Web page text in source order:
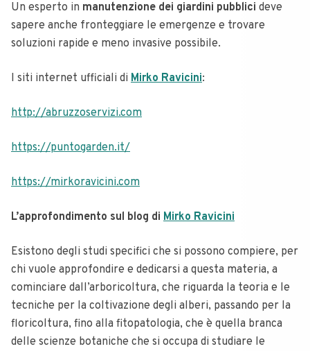
Un esperto in manutenzione dei giardini pubblici deve
sapere anche fronteggiare le emergenze e trovare
soluzioni rapide e meno invasive possibile.
I siti internet ufficiali di Mirko Ravicini:
http://abruzzoservizi.com
https://puntogarden.it/
https://mirkoravicini.com
L’approfondimento sul blog di Mirko Ravicini
Esistono degli studi specifici che si possono compiere, per
chi vuole approfondire e dedicarsi a questa materia, a
cominciare dall’arboricoltura, che riguarda la teoria e le
tecniche per la coltivazione degli alberi, passando per la
floricoltura, fino alla fitopatologia, che è quella branca
delle scienze botaniche che si occupa di studiare le